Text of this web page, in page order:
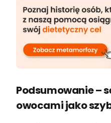
Podsumowanie –
owocami jako